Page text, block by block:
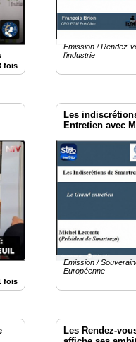
fois
Emission / Rendez-
l’industrie
fois
Les
Entretien avec
Emission /
Européenne
Les Rendez-